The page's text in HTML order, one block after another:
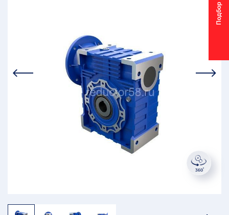
П
о
д
б
о
р
м
о
т
о
р
-
р
е
д
у
к
т
о
р